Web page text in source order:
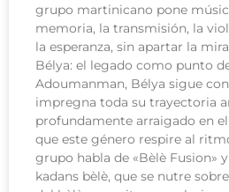
grupo martinicano pone
memoria, la transmisión, la
la esperanza, sin apartar la
Bélya: el legado como punto
Adoumanman, Bélya sigue
impregna toda su trayectoria
profundamente arraigado en
que este género respire al
grupo habla de «Bèlè Fusion»
kadans bèlè, que se nutre